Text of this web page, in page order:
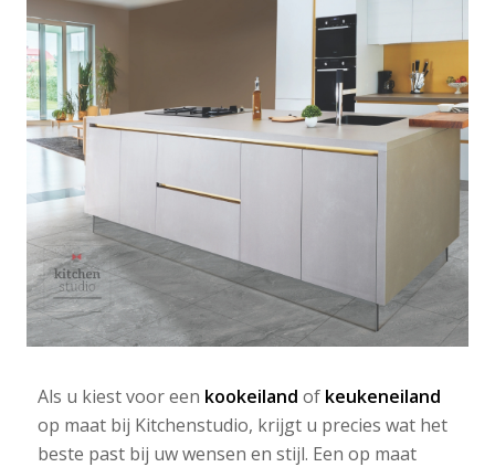
Als u kiest voor een kookeiland of keukeneiland
op maat bij Kitchenstudio, krijgt u precies wat het
beste past bij uw wensen en stijl. Een op maat